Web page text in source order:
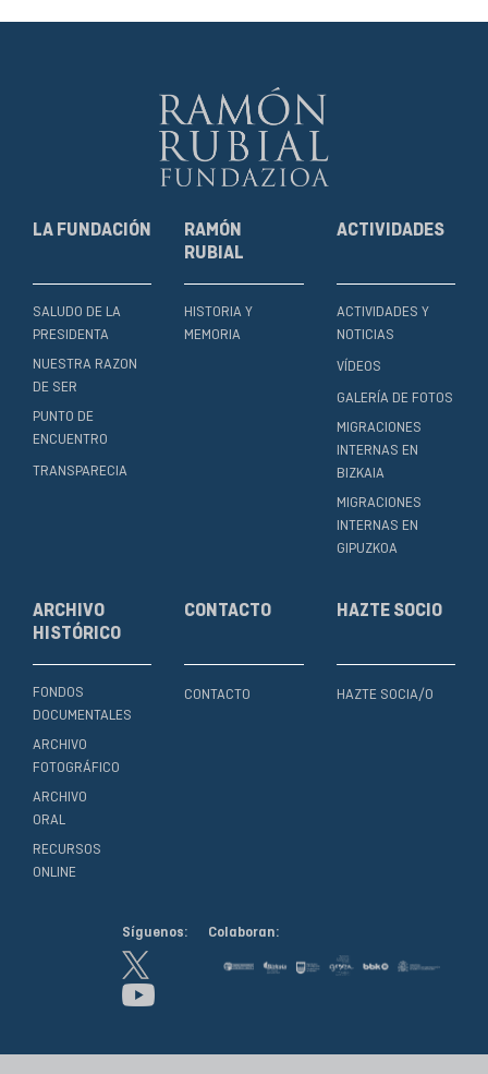
LA FUNDACIÓN
SALUDO DE LA
PRESIDENTA
NUESTRA RAZON
DE SER
PUNTO DE
ENCUENTRO
TRANSPARECIA
RAMÓN
RUBIAL
HISTORIA Y
MEMORIA
ACTIVIDADES
ACTIVIDADES Y
NOTICIAS
VÍDEOS
GALERÍA DE FOTOS
MIGRACIONES
INTERNAS EN
BIZKAIA
MIGRACIONES
INTERNAS EN
GIPUZKOA
ARCHIVO
HISTÓRICO
FONDOS
DOCUMENTALES
ARCHIVO
FOTOGRÁFICO
ARCHIVO
ORAL
RECURSOS
ONLINE
CONTACTO
CONTACTO
HAZTE SOCIO
HAZTE SOCIA/O
Síguenos: Colaboran: